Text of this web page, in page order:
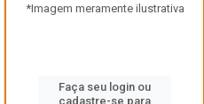
*Imagem meramente ilustrativa
Faça seu login ou
cadastre-se para